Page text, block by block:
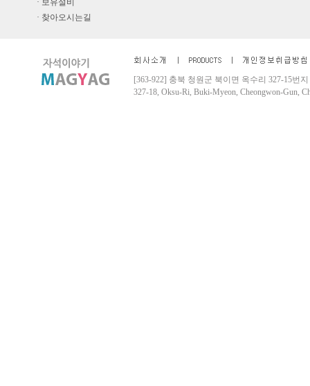
· 보유설비
· 찾아오시는길
[363-922] 충북 청원군 북이면 옥수리 327-15번지
327-18, Oksu-Ri, Buki-Myeon, Cheongwon-Gun,